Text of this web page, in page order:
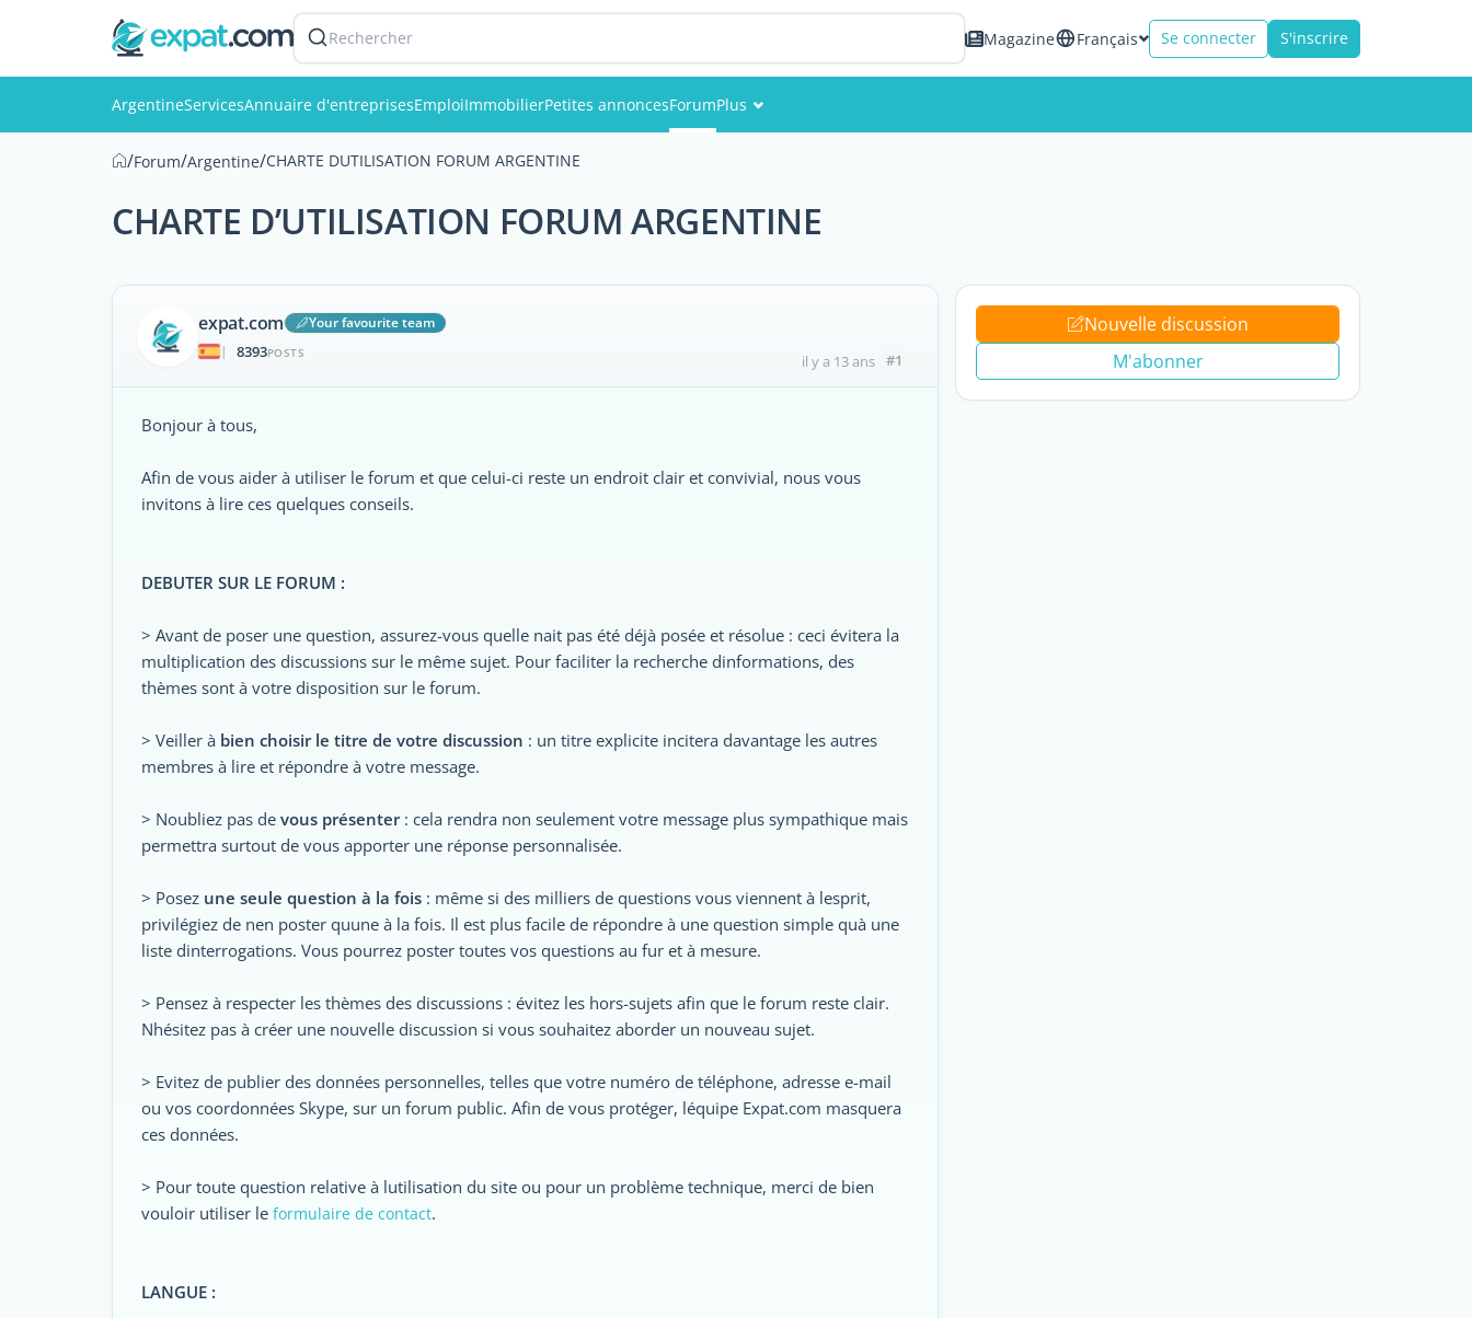
Rechercher Magazine Français Se connecter S'inscrire
ArgentineServicesAnnuaire d'entreprisesEmploiImmobilierPetites annoncesForumPlus
Membres
/Forum/Argentine/CHARTE DUTILISATION FORUM ARGENTINE
CHARTE D’UTILISATION FORUM ARGENTINE
expat.com
Your favourite team
|
8393POSTS il y a 13 ans #1
Bonjour à tous,
Afin de vous aider à utiliser le forum et que celui-ci reste un endroit clair et convivial, nous vous
invitons à lire ces quelques conseils.
DEBUTER SUR LE FORUM :
> Avant de poser une question, assurez-vous quelle nait pas été déjà posée et résolue : ceci évitera la
multiplication des discussions sur le même sujet. Pour faciliter la recherche dinformations, des
thèmes sont à votre disposition sur le forum.
> Veiller à bien choisir le titre de votre discussion : un titre explicite incitera davantage les autres
membres à lire et répondre à votre message.
> Noubliez pas de vous présenter: cela rendra non seulement votre message plus sympathique mais
permettra surtout de vous apporter une réponse personnalisée.
> Posez une seule question à la fois : même si des milliers de questions vous viennent à lesprit,
privilégiez de nen poster quune à la fois. Il est plus facile de répondre à une question simple quà une
liste dinterrogations. Vous pourrez poster toutes vos questions au fur et à mesure.
> Pensez à respecter les thèmes des discussions : évitez les hors-sujets afin que le forum reste clair.
Nhésitez pas à créer une nouvelle discussion si vous souhaitez aborder un nouveau sujet.
> Evitez de publier des données personnelles, telles que votre numéro de téléphone, adresse e-mail
ou vos coordonnées Skype, sur un forum public. Afin de vous protéger, léquipe Expat.com masquera
ces données.
> Pour toute question relative à lutilisation du site ou pour un problème technique, merci de bien
vouloir utiliser le formulaire de contact.
LANGUE :
Nouvelle discussion
M'abonner